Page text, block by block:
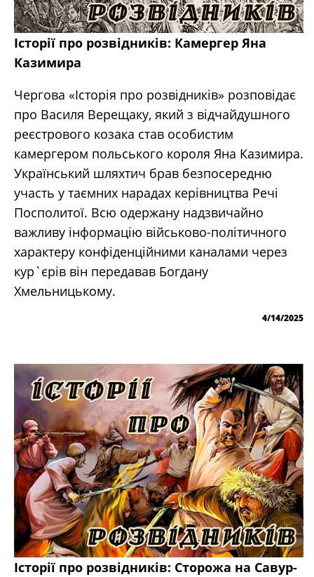
Історії про розвідників: Камергер Яна
Казимира
Чергова «Історія про розвідників» розповідає
про Василя Верещаку, який з відчайдушного
реєстрового козака став особистим
камергером польського короля Яна Казимира.
Український шляхтич брав безпосередню
участь у таємних нарадах керівництва Речі
Посполитої. Всю одержану надзвичайно
важливу інформацію військово-політичного
характеру конфіденційними каналами через
кур`єрів він передавав Богдану
Хмельницькому.
4/14/2025
Історії про розвідників: Сторожа на Савур-